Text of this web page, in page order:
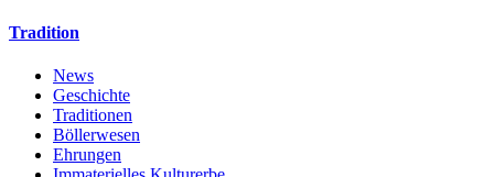
Tradition
News
Geschichte
Traditionen
Böllerwesen
Ehrungen